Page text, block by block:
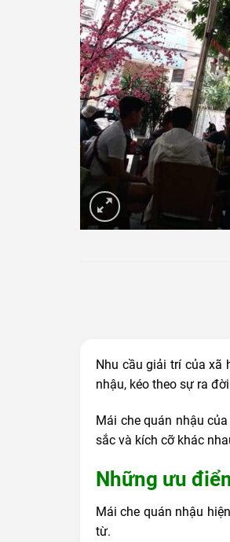
Nhu cầu giải trí của xã
nhậu, kéo theo sự ra
Mái che quán nhậu
sắc và kích cỡ khác
Những ưu
Mái che quán nhậu
từ.